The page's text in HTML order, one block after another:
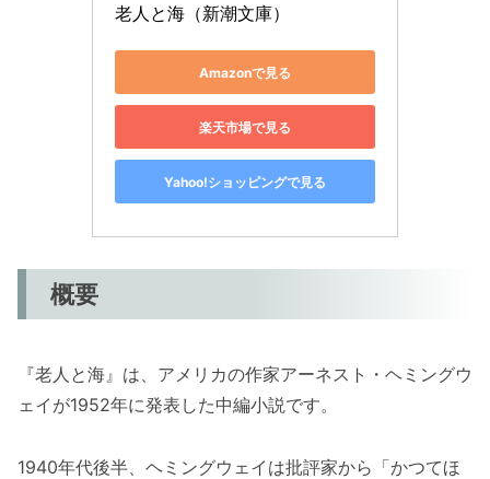
老人と海（新潮文庫）
Amazonで見る
楽天市場で見る
Yahoo!ショッピングで見る
概要
『老人と海』は、アメリカの作家アーネスト・ヘミングウ
ェイが1952年に発表した中編小説です。
1940年代後半、ヘミングウェイは批評家から「かつてほ